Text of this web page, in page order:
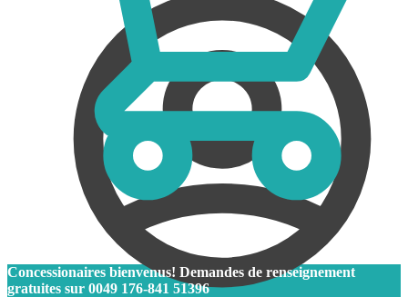
Concessionaires bienvenus! Demandes de renseignement
gratuites sur 0049 176-841 51396